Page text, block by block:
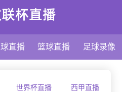
直播 篮球直播 足球录像
世界杯直播
西甲直播